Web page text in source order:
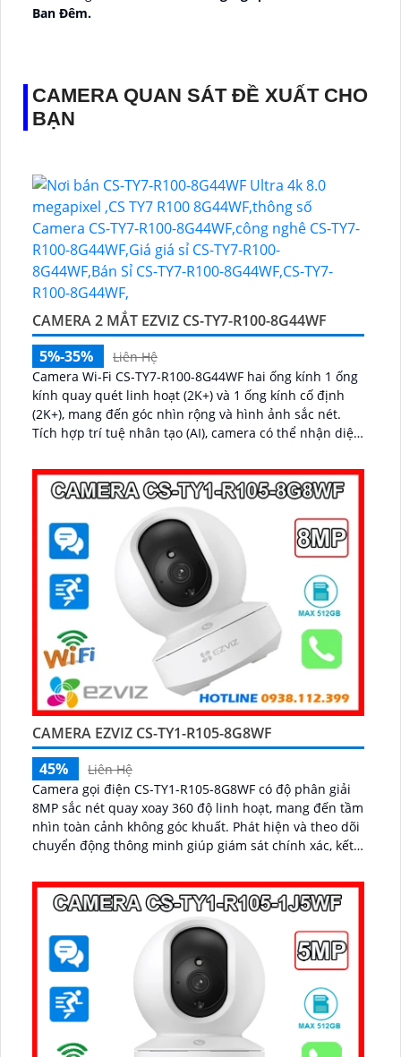
Ban Ðêm.
CAMERA QUAN SÁT ĐỀ XUẤT CHO
BẠN
CAMERA 2 MẮT EZVIZ CS-TY7-R100-8G44WF
5%-35%
Liên Hệ
Camera Wi-Fi CS-TY7-R100-8G44WF hai ống kính 1 ống
kính quay quét linh hoạt (2K+) và 1 ống kính cố định
(2K+), mang đến góc nhìn rộng và hình ảnh sắc nét.
Tích hợp trí tuệ nhân tạo (AI), camera có thể nhận diện
CAMERA EZVIZ CS-TY1-R105-8G8WF
45%
Liên Hệ
Camera gọi điện CS-TY1-R105-8G8WF có độ phân giải
8MP sắc nét quay xoay 360 độ linh hoạt, mang đến tầm
nhìn toàn cảnh không góc khuất. Phát hiện và theo dõi
chuyển động thông minh giúp giám sát chính xác, kết
dàng từ xa...